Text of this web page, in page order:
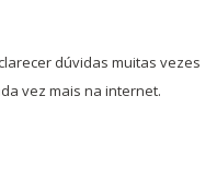
dúvidas muitas vezes
vez mais na internet.